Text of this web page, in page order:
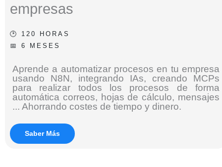
empresas
🕑 120 HORAS
📅 6 MESES
Aprende a automatizar procesos en tu empresa
usando N8N, integrando IAs, creando MCPs
para realizar todos los procesos de forma
automática correos, hojas de cálculo, mensajes
... Ahorrando costes de tiempo y dinero.
Saber Más